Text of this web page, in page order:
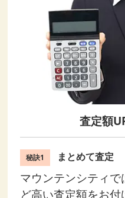
査定額
秘訣1 まとめて査定
マウンテンシティ
ど高い査定額をお